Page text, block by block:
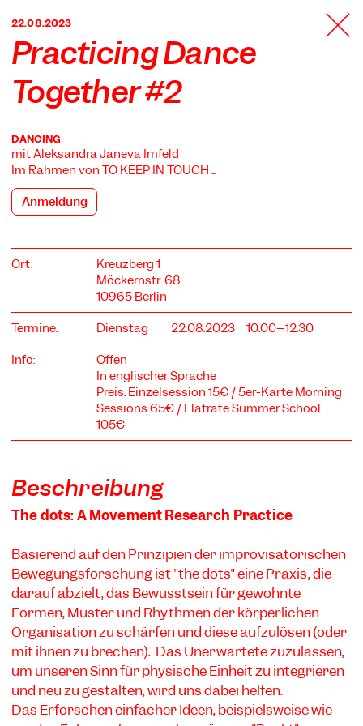
BERLIN
22.08.2023
Practicing Dance
Together #2
DANCING
mit Aleksandra Janeva Imfeld
Im Rahmen von TO KEEP IN TOUCH ...
Anmeldung
Ort:
Kreuzberg 1
Möckernstr. 68
10965 Berlin
Termine:
Dienstag 22.08.2023
10:00–12:30
Info:
Offen
In englischer Sprache
Preis: Einzelsession 15€ / 5er-Karte Morning
Sessions 65€ / Flatrate Summer School
105€
Beschreibung
The dots: A Movement Research Practice
Basierend auf den Prinzipien der improvisatorischen
Bewegungsforschung ist "the dots" eine Praxis, die
darauf abzielt, das Bewusstsein für gewohnte
Formen, Muster und Rhythmen der körperlichen
Organisation zu schärfen und diese aufzulösen (oder
mit ihnen zu brechen). Das Unerwartete zuzulassen,
um unseren Sinn für physische Einheit zu integrieren
und neu zu gestalten, wird uns dabei helfen.
Das Erforschen einfacher Ideen, beispielsweise wie
Wir verwenden Cookies und Inhalte externer Anbieter auf
unserer Website. Notwendige Cookies sind essenziell, damit
Sie die Website nutzen können. Andere Cookies helfen uns,
die Website weiterzuentwickeln. Sie können Ihre Einwilligung
Datenschutzerklärung für weitere Informationen. Unten
können Sie auswählen, welche Technologien Sie zulassen
möchten.
Notwendige Cookies
Externe Medien
Statistiken
Nur notwendige Alle akzeptieren Speichern